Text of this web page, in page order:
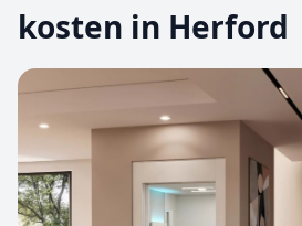
kosten in Herford